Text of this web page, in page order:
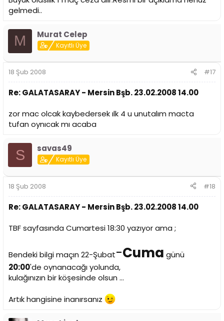
gelmedi..
M Murat Celep
Kayıtlı Üye
18 Şub 2008 #17
Re: GALATASARAY - Mersin Bşb. 23.02.2008 14.00
zor mac olcak kaybedersek ılk 4 u unutalım macta
tufan oynıcak mı acaba
S savas49
Kayıtlı Üye
18 Şub 2008 #18
Re: GALATASARAY - Mersin Bşb. 23.02.2008 14.00
TBF sayfasında Cumartesi 18:30 yazıyor ama ;
Bendeki bilgi maçın 22-Şubat-Cuma günü
20:00'de oynanacağı yolunda,
kulağınızın bir köşesinde olsun ...
Artık hangisine inanırsanız